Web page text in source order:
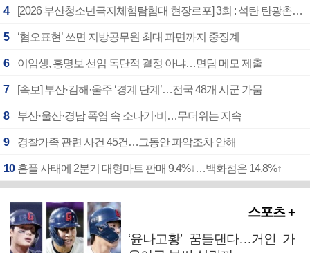
4 [2026 부산청소년극지체험탐험대 현장르포] 3회 : 석탄 탄광촌에서 북극 연구의 중심지로
5 ‘혐오표현’ 쓰면 지방공무원 최대 파면까지 중징계
6 이임생, 홍명보 선임 독단적 결정 아냐…면담 메모 제출
7 [속보] 부산·김해·울주 ‘경계 단계’…전국 48개 시군 가뭄
8 부산·울산·경남 폭염 속 소나기·비…무더위는 지속
9 경찰가족 관련 사건 45건…그동안 파악조차 안해
10 홈플 사태에 2분기 대형마트 판매 9.4%↓…백화점은 14.8%↑
스포츠 +
‘윤나고황’ 꿈틀댄다…거인 가